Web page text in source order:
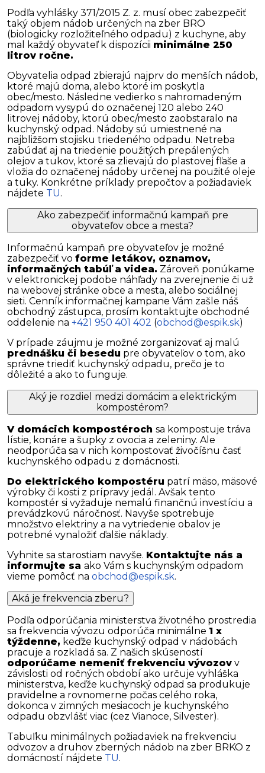
Podľa vyhlášky 371/2015 Z. z. musí obec zabezpečiť
taký objem nádob určených na zber BRO
(biologicky rozložiteľného odpadu) z kuchyne, aby
mal každý obyvateľ k dispozícii minimálne 250
litrov ročne.
Obyvatelia odpad zbierajú najprv do menších nádob,
ktoré majú doma, alebo ktoré im poskytla
obec/mesto. Následne vedierko s nahromadeným
odpadom vysypú do označenej 120 alebo 240
litrovej nádoby, ktorú obec/mesto zaobstaralo na
kuchynský odpad. Nádoby sú umiestnené na
najbližšom stojisku triedeného odpadu. Netreba
zabúdať aj na triedenie použitých prepálených
olejov a tukov, ktoré sa zlievajú do plastovej fľaše a
vložia do označenej nádoby určenej na použité oleje
a tuky. Konkrétne príklady prepočtov a požiadaviek
nájdete TU.
Ako zabezpečiť informačnú kampaň pre
obyvateľov obce a mesta?
Informačnú kampaň pre obyvateľov je možné
zabezpečiť vo forme letákov, oznamov,
informačných tabúľ a videa. Zároveň ponúkame
v elektronickej podobe náhľady na zverejnenie či už
na webovej stránke obce a mesta, alebo sociálnej
sieti. Cenník informačnej kampane Vám zašle náš
obchodný zástupca, prosím kontaktujte obchodné
oddelenie na +421 950 401 402 (obchod@espik.sk)
V prípade záujmu je možné zorganizovať aj malú
prednášku či besedu pre obyvateľov o tom, ako
správne triediť kuchynský odpadu, prečo je to
dôležité a ako to funguje.
Aký je rozdiel medzi domácim a elektrickým
kompostérom?
V domácich kompostéroch sa kompostuje tráva
lístie, konáre a šupky z ovocia a zeleniny. Ale
neodporúča sa v nich kompostovať živočíšnu časť
kuchynského odpadu z domácnosti.
Do elektrického kompostéru patrí mäso, mäsové
výrobky či kosti z prípravy jedál. Avšak tento
kompostér si vyžaduje nemalú finančnú investíciu a
prevádzkovú náročnosť. Navyše spotrebuje
množstvo elektriny a na vytriedenie obalov je
potrebné vynaložiť ďalšie náklady.
Vyhnite sa starostiam navyše. Kontaktujte nás a
informujte sa ako Vám s kuchynským odpadom
vieme pomôcť na obchod@espik.sk.
Aká je frekvencia zberu?
Podľa odporúčania ministerstva životného prostredia
sa frekvencia vývozu odporúča minimálne 1 x
týždenne, keďže kuchynský odpad v nádobách
pracuje a rozkladá sa. Z našich skúseností
odporúčame nemeniť frekvenciu vývozov v
závislosti od ročných období ako určuje vyhláška
ministerstva, keďže kuchynský odpad sa produkuje
pravidelne a rovnomerne počas celého roka,
dokonca v zimných mesiacoch je kuchynského
odpadu obzvlášť viac (cez Vianoce, Silvester).
Tabuľku minimálnych požiadaviek na frekvenciu
odvozov a druhov zberných nádob na zber BRKO z
domácností nájdete TU.